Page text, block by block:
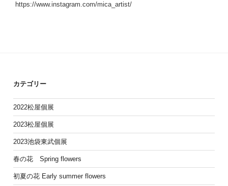
https://www.instagram.com/mica_artist/
カテゴリー
2022松屋個展
2023松屋個展
2023池袋東武個展
春の花 Spring flowers
初夏の花 Early summer flowers